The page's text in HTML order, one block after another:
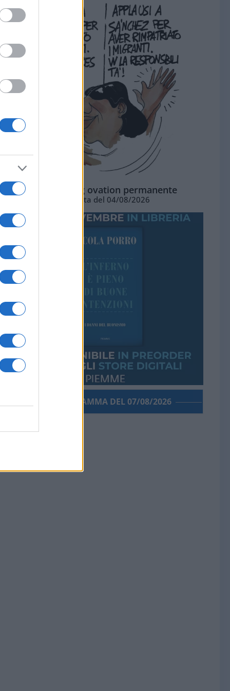
La standing ovation permanente
Vignetta del 04/08/2026
PORROGRAMMA DEL 07/08/2026